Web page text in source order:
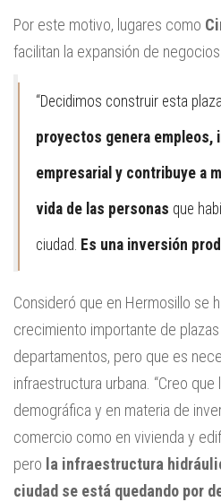
Por este motivo, lugares como
facilitan la expansión de negocios.
“Decidimos construir esta
proyectos genera empleos,
empresarial y contribuye a
vida de las personas que
ciudad. Es una inversión
Consideró que en Hermosillo se
crecimiento importante de
departamentos, pero que es
infraestructura urbana. “Creo que
demográfica y en materia de
comercio como en vivienda y
pero la infraestructura
ciudad se está quedando por